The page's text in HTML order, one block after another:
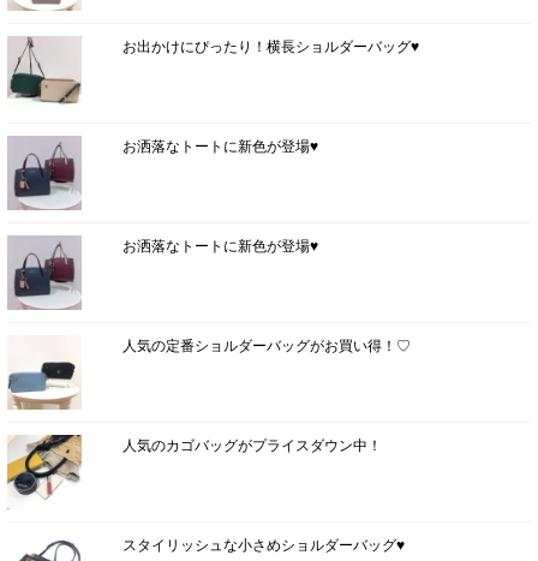
お出かけにぴったり！横長ショルダーバッグ♥
お洒落なトートに新色が登場♥
お洒落なトートに新色が登場♥
人気の定番ショルダーバッグがお買い得！♡
人気のカゴバッグがプライスダウン中！
スタイリッシュな小さめショルダーバッグ♥